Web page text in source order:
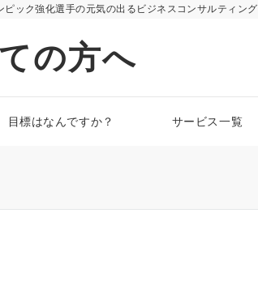
ック強化選手の元気の出るビジネスコンサルティング
の方へ
目標はなんですか？ サービス一覧